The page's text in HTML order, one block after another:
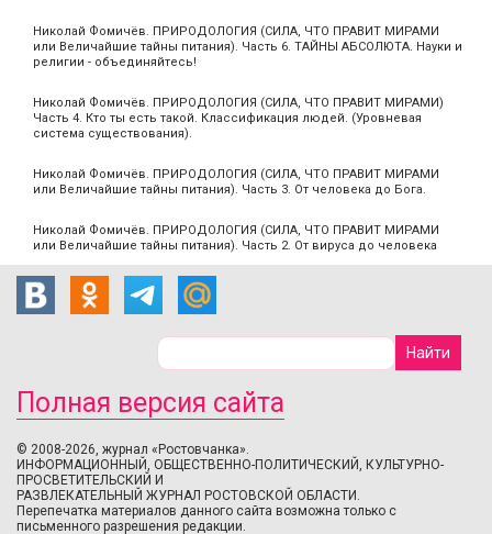
Николай Фомичёв. ПРИРОДОЛОГИЯ (СИЛА, ЧТО ПРАВИТ МИРАМИ
или Величайшие тайны питания). Часть 6. ТАЙНЫ АБСОЛЮТА. Науки и
религии - объединяйтесь!
Николай Фомичёв. ПРИРОДОЛОГИЯ (СИЛА, ЧТО ПРАВИТ МИРАМИ)
Часть 4. Кто ты есть такой. Классификация людей. (Уровневая
система существования).
Николай Фомичёв. ПРИРОДОЛОГИЯ (СИЛА, ЧТО ПРАВИТ МИРАМИ
или Величайшие тайны питания). Часть 3. От человека до Бога.
Николай Фомичёв. ПРИРОДОЛОГИЯ (СИЛА, ЧТО ПРАВИТ МИРАМИ
или Величайшие тайны питания). Часть 2. От вируса до человека
Полная версия сайта
© 2008-2026, журнал «Ростовчанка».
ИНФОРМАЦИОННЫЙ, ОБЩЕСТВЕННО-ПОЛИТИЧЕСКИЙ, КУЛЬТУРНО-
ПРОСВЕТИТЕЛЬСКИЙ И
РАЗВЛЕКАТЕЛЬНЫЙ ЖУРНАЛ РОСТОВСКОЙ ОБЛАСТИ.
Перепечатка материалов данного сайта возможна только с
письменного разрешения редакции.